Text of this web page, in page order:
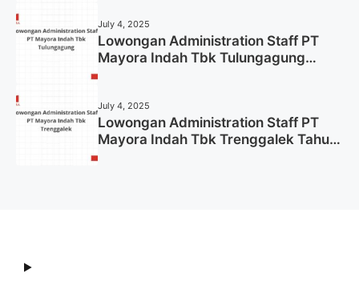
July 4, 2025
Lowongan Administration Staff PT
Mayora Indah Tbk Tulungagung
July 4, 2025
Lowongan Administration Staff PT
Mayora Indah Tbk Trenggalek Tahun